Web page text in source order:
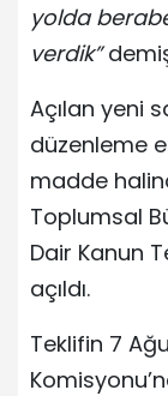
yolda
verdik”
Açılan yeni
düzenleme
madde
Toplumsal
Dair Kanun
açıldı.
Teklifin 7